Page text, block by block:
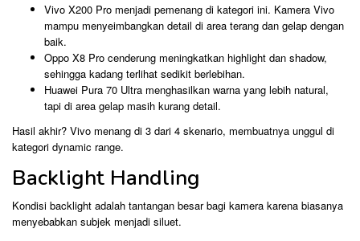
Vivo X200 Pro menjadi pemenang di kategori ini. Kamera Vivo
mampu menyeimbangkan detail di area terang dan gelap dengan
baik.
Oppo X8 Pro cenderung meningkatkan highlight dan shadow,
sehingga kadang terlihat sedikit berlebihan.
Huawei Pura 70 Ultra menghasilkan warna yang lebih natural,
tapi di area gelap masih kurang detail.
Hasil akhir? Vivo menang di 3 dari 4 skenario, membuatnya unggul di
kategori dynamic range.
Backlight Handling
Kondisi backlight adalah tantangan besar bagi kamera karena biasanya
menyebabkan subjek menjadi siluet.